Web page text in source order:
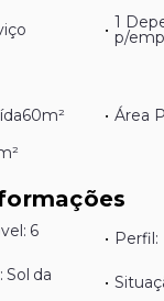
• 1
p/
60m² • Área
6 • Perfil:
Sol da •